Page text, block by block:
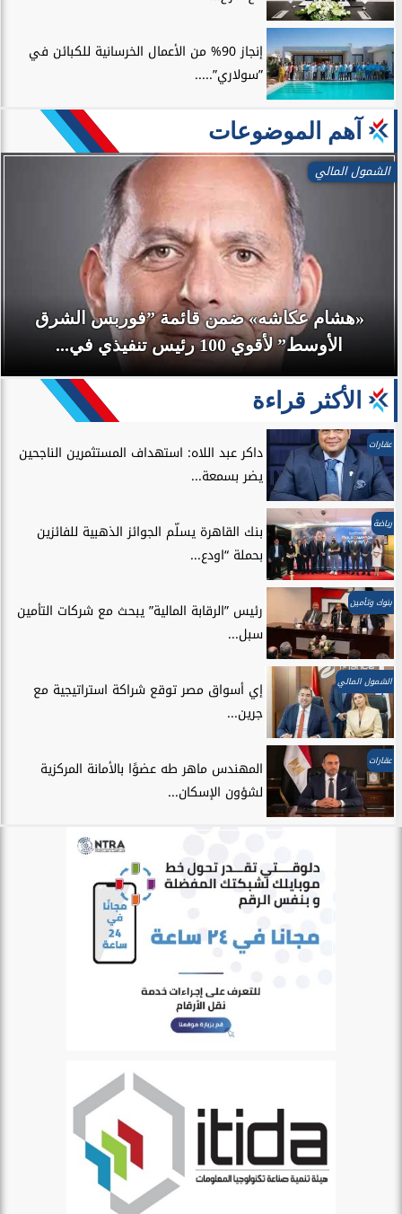
إنجاز 90% من الأعمال الخرسانية للكبائن في
”سولاري”.....
آهم الموضوعات
الشمول المالي
«هشام عكاشه» ضمن قائمة ”فوربس الشرق
الأوسط” لأقوي 100 رئيس تنفيذي في...
الأكثر قراءة
عقارات
داكر عبد اللاه: استهداف المستثمرين الناجحين
يضر بسمعة...
رياضة
بنك القاهرة يسلّم الجوائز الذهبية للفائزين
بحملة “اودع...
بنوك وتأمين
رئيس ”الرقابة المالية” يبحث مع شركات التأمين
سبل...
الشمول المالي
إي أسواق مصر توقع شراكة استراتيجية مع
جرين...
عقارات
المهندس ماهر طه عضوًا بالأمانة المركزية
لشؤون الإسكان...